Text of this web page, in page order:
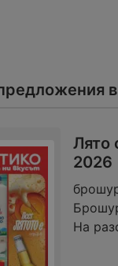
Лято
2026
На